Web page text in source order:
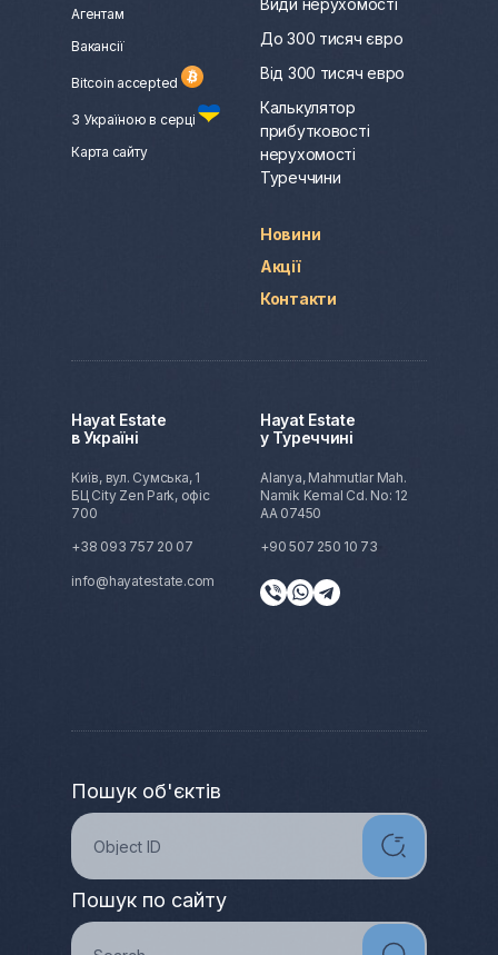
Агентам
Вакансії
Bitcoin accepted
З Україною в серці
Карта сайту
До 300 тисяч євро
Від 300 тисяч евро
Калькулятор
прибутковості
нерухомості
Туреччини
Новини
Акції
Контакти
Hayat Estate
в Україні
Київ, вул. Сумська, 1
БЦ City Zen Park, офіс
700
+38 093 757 20 07
info@hayatestate.com
Hayat Estate
у Туреччині
Alanya, Mahmutlar Mah.
Namik Kemal Cd. No: 12
AA 07450
+90 507 250 10 73
Пошук об'єктів
Пошук по сайту